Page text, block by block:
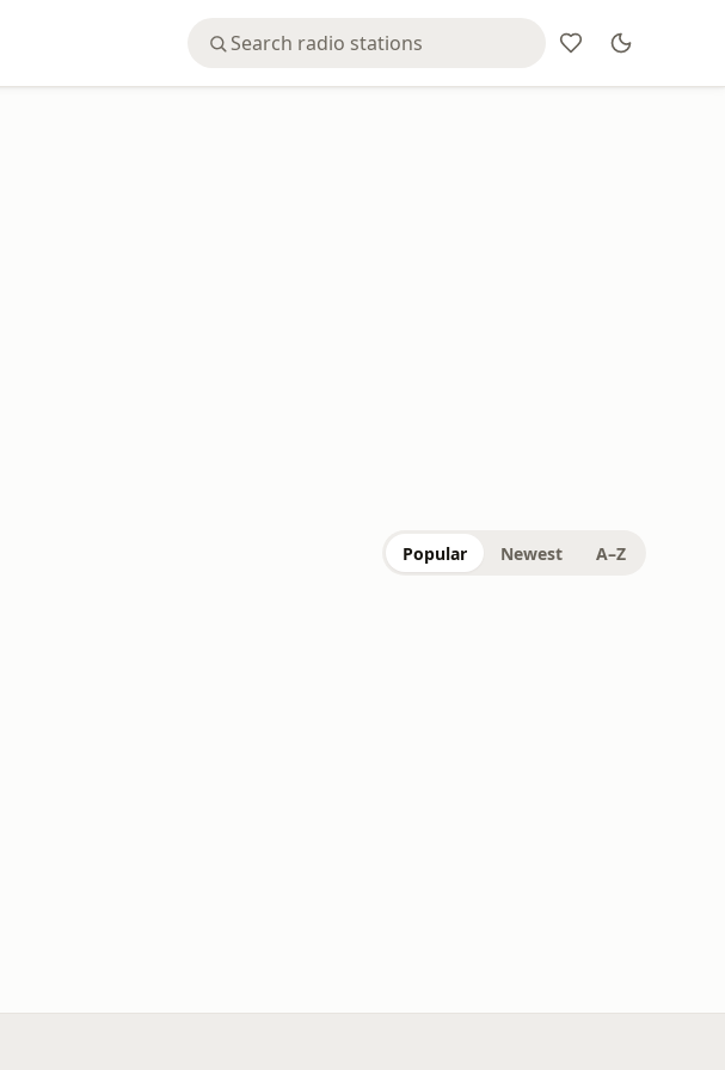
Popular Newest A–Z